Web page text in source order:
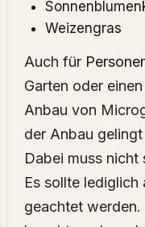
Weizengras
Auch für
Garten oder
Anbau von
der Anbau
Dabei muss nicht
Es sollte lediglich
geachtet werden.